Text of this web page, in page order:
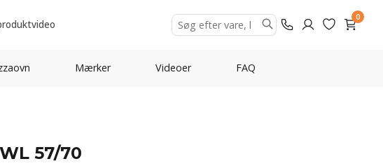
0
Mærker Videoer FAQ
57/70